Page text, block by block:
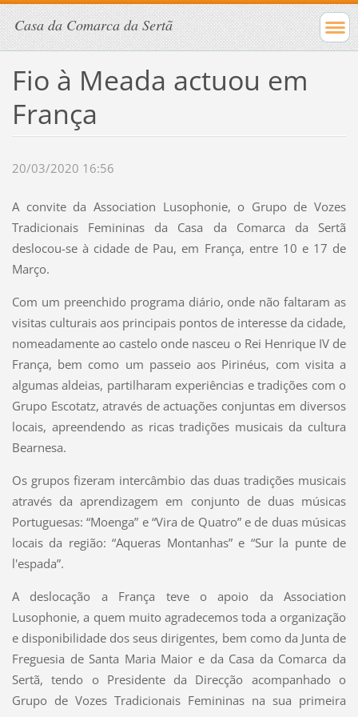
Casa da Comarca da Sertã
Fio à Meada actuou em
França
20/03/2020 16:56
A convite da Association Lusophonie, o Grupo de Vozes
Tradicionais Femininas da Casa da Comarca da Sertã
deslocou-se à cidade de Pau, em França, entre 10 e 17 de
Março.
Com um preenchido programa diário, onde não faltaram as
visitas culturais aos principais pontos de interesse da cidade,
nomeadamente ao castelo onde nasceu o Rei Henrique IV de
França, bem como um passeio aos Pirinéus, com visita a
algumas aldeias, partilharam experiências e tradições com o
Grupo Escotatz, através de actuações conjuntas em diversos
locais, apreendendo as ricas tradições musicais da cultura
Bearnesa.
Os grupos fizeram intercâmbio das duas tradições musicais
através da aprendizagem em conjunto de duas músicas
Portuguesas: “Moenga” e “Vira de Quatro” e de duas músicas
locais da região: “Aqueras Montanhas” e “Sur la punte de
l'espada”.
A deslocação a França teve o apoio da Association
Lusophonie, a quem muito agradecemos toda a organização
e disponibilidade dos seus dirigentes, bem como da Junta de
Freguesia de Santa Maria Maior e da Casa da Comarca da
Sertã, tendo o Presidente da Direcção acompanhado o
Grupo de Vozes Tradicionais Femininas na sua primeira